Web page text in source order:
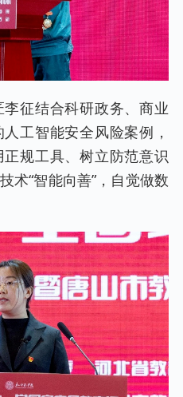
征结合科研政务、商业
工智能安全风险案例，
规工具、树立防范意识
术“智能向善”，自觉做数